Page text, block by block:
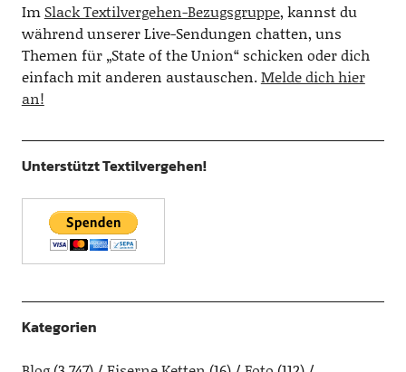
Im Slack Textilvergehen-Bezugsgruppe, kannst du
während unserer Live-Sendungen chatten, uns
Themen für „State of the Union“ schicken oder dich
einfach mit anderen austauschen.Melde dich hier
an!
Unterstützt Textilvergehen!
Kategorien